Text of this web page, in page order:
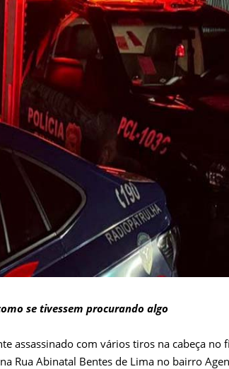
se tivessem procurando algo
assassinado com vários tiros na cabeça no
Rua Abinatal Bentes de Lima no bairro